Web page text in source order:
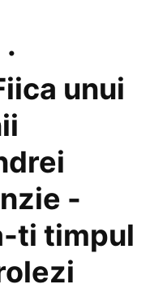
unui
-
ti timpul